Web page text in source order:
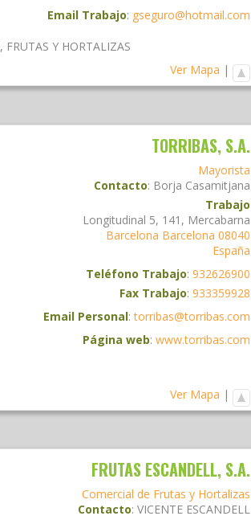
Email Trabajo: gseguro@hotmail.com
, FRUTAS Y HORTALIZAS
Ver Mapa |
TORRIBAS, S.A.
Mayorista
Contacto: Borja Casamitjana
Trabajo
Longitudinal 5, 141, Mercabarna
Barcelona Barcelona 08040
España
Teléfono Trabajo: 932626900
Fax Trabajo: 933359928
Email Personal: torribas@torribas.com
Página web: www.torribas.com
Ver Mapa |
FRUTAS ESCANDELL, S.A.
Comercial de Frutas y Hortalizas
Contacto: VICENTE ESCANDELL